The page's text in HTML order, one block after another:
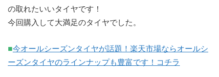
の取れたいいタイヤです！
今回購入して大満足のタイヤでした。
■今オールシーズンタイヤが話題！楽天市場ならオールシ
ーズンタイヤのラインナップも豊富です！コチラ